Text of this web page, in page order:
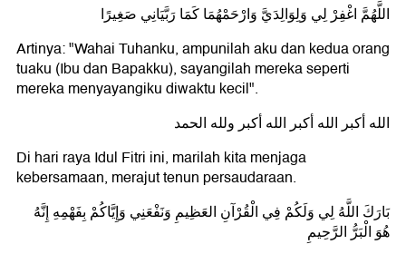
اللَّهُمَّ اغْفِرْ لِي وَلِوَالِدَيَّ وَارْحَمْهُمَا كَمَا رَبَّيَانِي صَغِيرًا
Artinya: "Wahai Tuhanku, ampunilah aku dan kedua orang
tuaku (Ibu dan Bapakku), sayangilah mereka seperti
mereka menyayangiku diwaktu kecil".
الله أكبر الله أكبر الله أكبر ولله الحمد
Di hari raya Idul Fitri ini, marilah kita menjaga
kebersamaan, merajut tenun persaudaraan.
بَارَكَ اللَّهُ لِي وَلَكُمْ فِي الْقُرْآنِ العَظِيمِ وَنَفْعَنِي وَإِيَّاكُمْ بِفَهْمِهِ إِنَّهُ
هُوَ الْبَرُّ الرَّحِيمِ